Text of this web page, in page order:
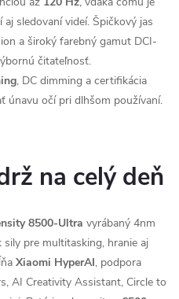
sledovaní videí. Špičkový jas
a široký farebný gamut DCI-
čitateľnosť.
, DC dimming a certifikácia
únavu očí pri dlhšom používaní.
na celý deň
8500-Ultra vyrábaný 4nm
pre multitasking, hranie aj
Xiaomi HyperAI, podpora
AI Creativity Assistant, Circle to